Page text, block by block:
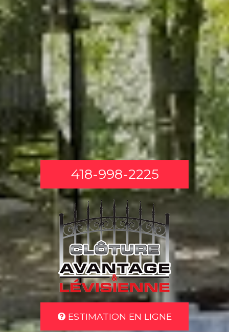
418-998-2225
ESTIMATION EN LIGNE